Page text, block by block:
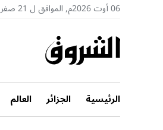
06 أوت 2026م, الموافق ل 21 صفر 1448هـ
الرئيسية الجزائر العالم